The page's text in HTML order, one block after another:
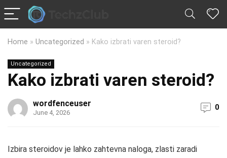
Home » Uncategorized » Kako izbrati varen steroid?
Uncategorized
Kako izbrati varen steroid?
wordfenceuser
June 4, 2026
0
Izbira steroidov je lahko zahtevna naloga, zlasti zaradi